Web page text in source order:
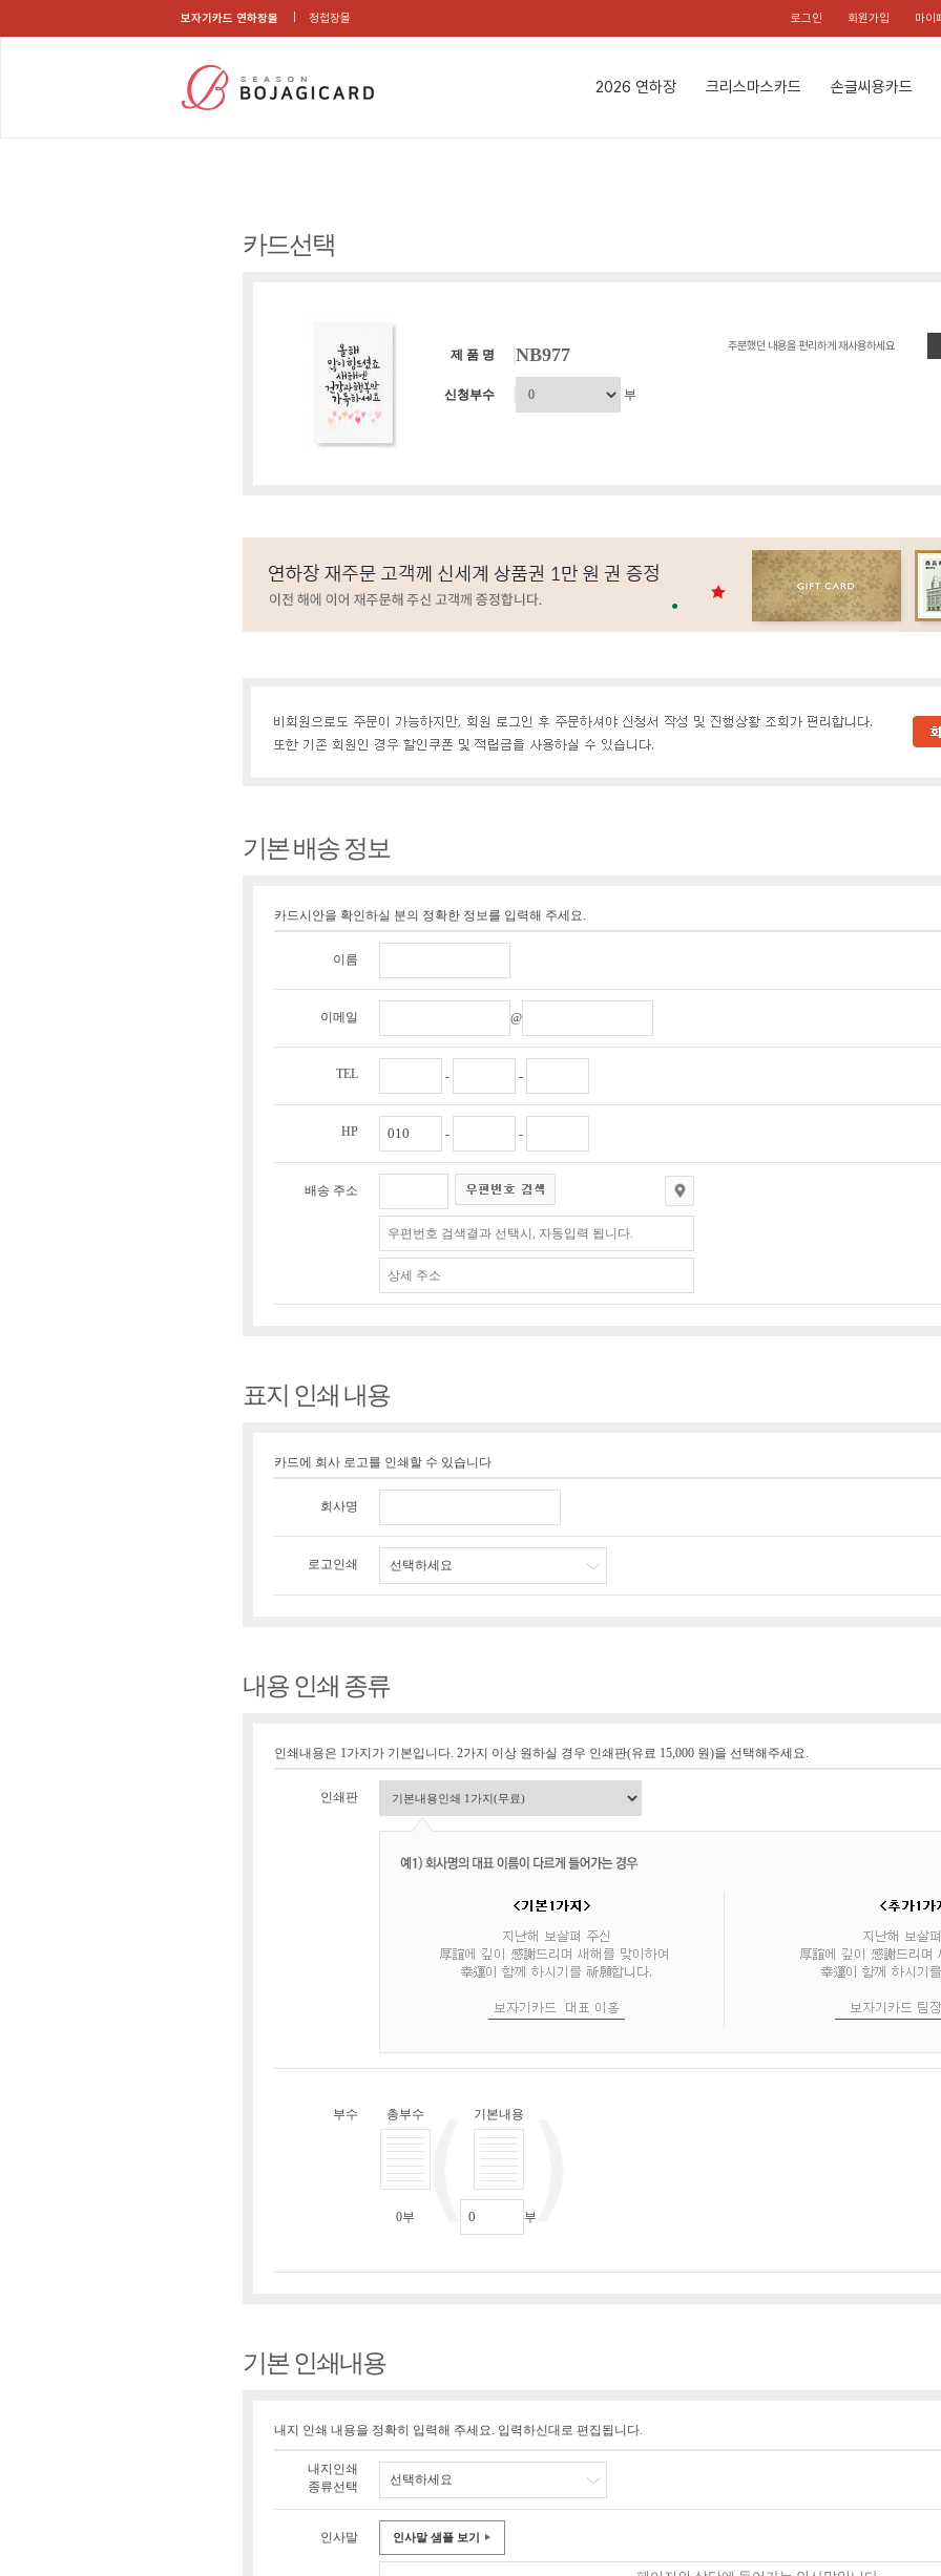
보자기카드 연하장몰 청첩장몰 로그인 회원가입 마이
2026 연하장 크리스마스카드 손글씨용카드
카드선택
제 품 명 NB977
신청부수 부
주문했던 내용을 편리하게 재사용하세요
기본 배송 정보
카드시안을 확인하실 분의 정확한 정보를 입력해 주세요.
이름
이메일 @
TEL - -
HP - -
배송 주소
표지 인쇄 내용
카드에 회사 로고를 인쇄할 수 있습니다
회사명
로고인쇄 선택하세요
내용 인쇄 종류
인쇄내용은 1가지가 기본입니다. 2가지 이상 원하실 경우 인쇄판(유료 15,000 원)을 선택해주세요.
인쇄판
부수 총부수
0부
기본내용
부
기본 인쇄내용
내지 인쇄 내용을 정확히 입력해 주세요. 입력하신대로 편집됩니다.
내지인쇄
종류선택
선택하세요
인사말 인사말 샘플 보기